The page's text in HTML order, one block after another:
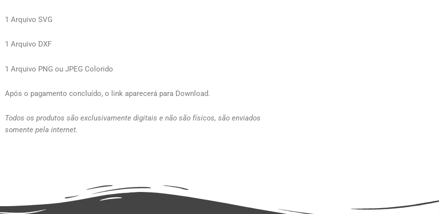
1 Arquivo SVG
1 Arquivo DXF
1 Arquivo PNG ou JPEG Colorido
Após o pagamento concluído, o link aparecerá para Download.
Todos os produtos são exclusivamente digitais e não são físicos, são enviados
somente pela internet.